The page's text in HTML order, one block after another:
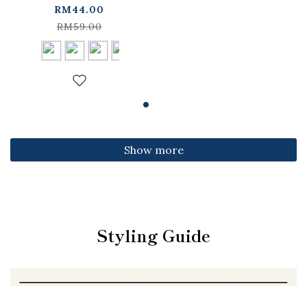
fitted top,
available in four
colors【01099501】
in stock+pre-order
RM44.00
RM59.00
Show more
Styling Guide